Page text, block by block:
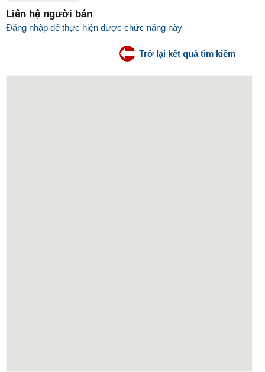
Liên hệ người bán
Đăng nhập để thực hiện được chức năng này
Trở lại kết quả tìm kiếm